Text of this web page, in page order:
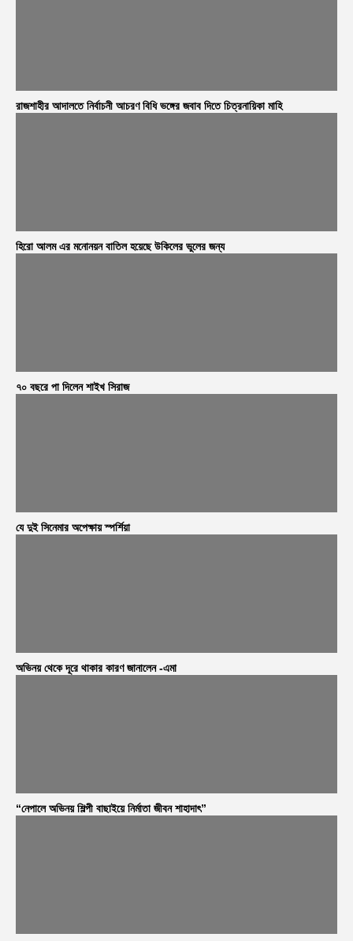
রাজশাহীর আদালতে নির্বাচনী আচরণ বিধি ভঙ্গের জবাব দিতে চিত্রনায়িকা মাহি
হিরো আলম এর মনোনয়ন বাতিল হয়েছে উকিলের ভুলের জন্য
৭০ বছরে পা দিলেন শাইখ সিরাজ
যে দুই সিনেমার অপেক্ষায় স্পর্শিয়া
অভিনয় থেকে দূরে থাকার কারণ জানালেন -এমা
“নেপালে অভিনয় শিল্পী বাছাইয়ে নির্মাতা জীবন শাহাদাৎ”